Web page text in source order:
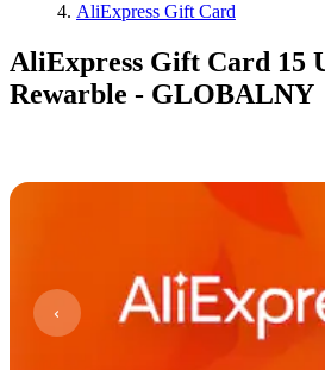
AliExpress Gift Card
AliExpress Gift Card 15
Rewarble - GLOBALNY